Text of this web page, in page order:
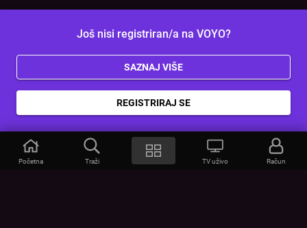
Početna Traži TV uživo Račun
Još nisi registriran/a na VOYO?
SAZNAJ VIŠE
REGISTRIRAJ SE